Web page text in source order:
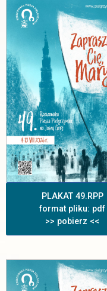
PLAKAT 49.RPP
format pliku: pdf
>> pobierz <<